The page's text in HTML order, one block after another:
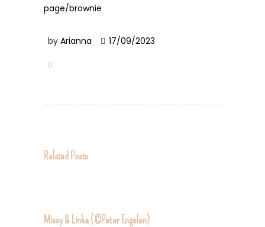
page/brownie
by Arianna 17/09/2023
Related Posts
Missy & Linka (©Peter Engelen)